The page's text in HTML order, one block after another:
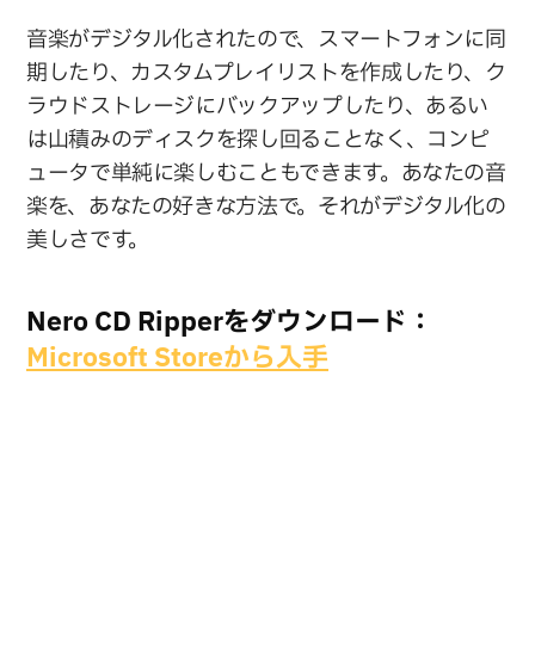
音楽がデジタル化されたので、スマートフォンに同
期したり、カスタムプレイリストを作成したり、ク
ラウドストレージにバックアップしたり、あるい
は山積みのディスクを探し回ることなく、コンピ
ュータで単純に楽しむこともできます。あなたの音
楽を、あなたの好きな方法で。それがデジタル化の
美しさです。
Nero CD Ripperをダウンロード：
Microsoft Storeから入手